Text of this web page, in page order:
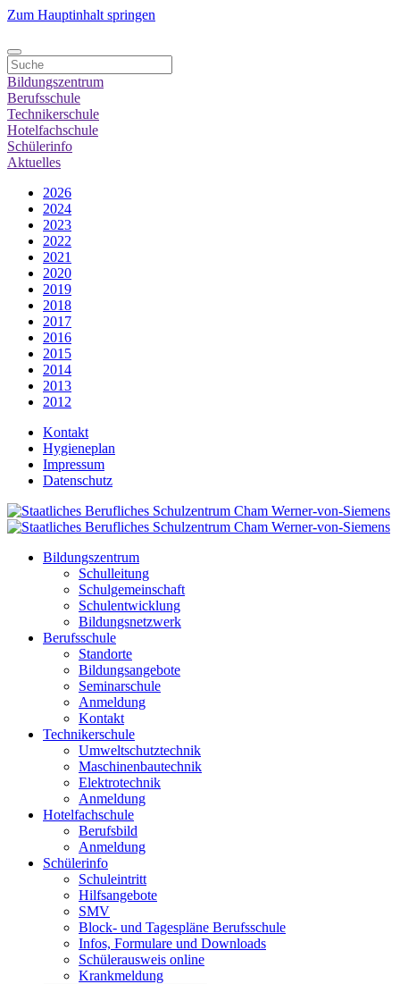
Zum Hauptinhalt springen
Bildungszentrum
Berufsschule
Technikerschule
Hotelfachschule
Schülerinfo
Aktuelles
2026
2024
2023
2022
2021
2020
2019
2018
2017
2016
2015
2014
2013
2012
Kontakt
Hygieneplan
Impressum
Datenschutz
Bildungszentrum
Schulleitung
Schulgemeinschaft
Schulentwicklung
Bildungsnetzwerk
Berufsschule
Standorte
Bildungsangebote
Seminarschule
Anmeldung
Kontakt
Technikerschule
Umweltschutztechnik
Maschinenbautechnik
Elektrotechnik
Anmeldung
Hotelfachschule
Berufsbild
Anmeldung
Schülerinfo
Schuleintritt
Hilfsangebote
SMV
Block- und Tagespläne Berufsschule
Infos, Formulare und Downloads
Schülerausweis online
Krankmeldung